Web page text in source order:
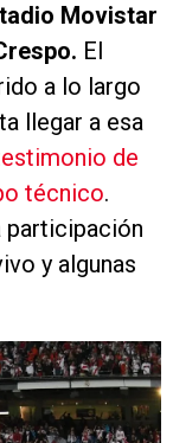
Movistar
El
a lo largo
llegar a esa
de
técnico.
participación
y algunas